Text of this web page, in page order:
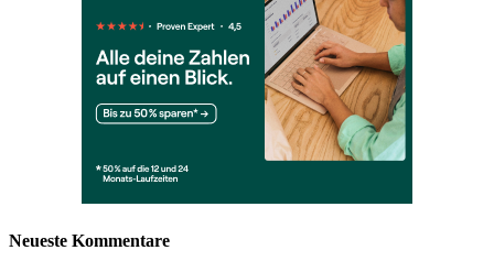
Neueste Kommentare